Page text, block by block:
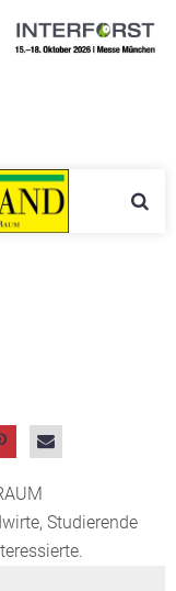
Studierende